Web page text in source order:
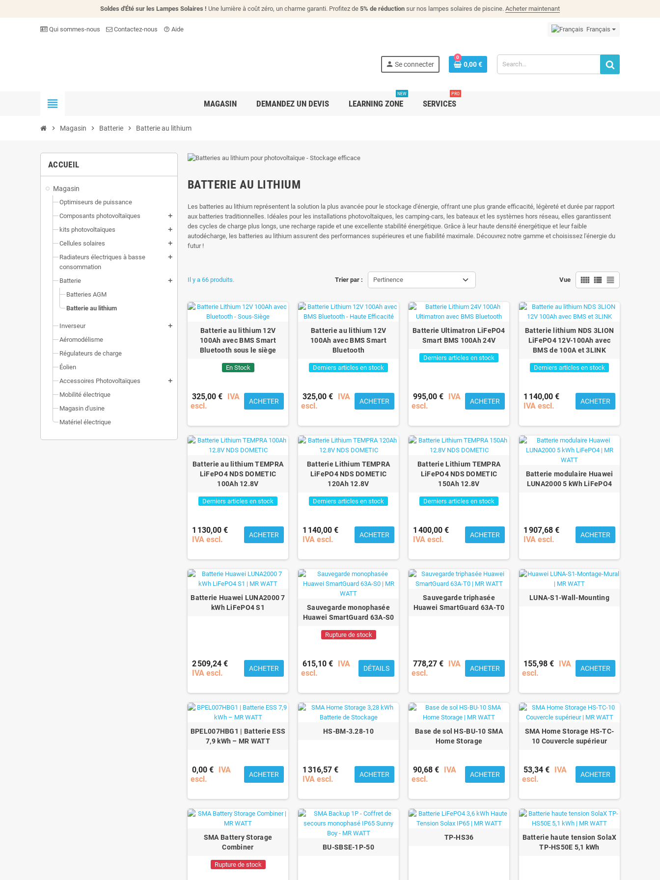
Soldes d'Été sur les Lampes Solaires ! Une lumière à coût zéro, un charme garanti. Profitez de 5% de réduction sur nos lampes solaires de piscine. Acheter maintenant
Qui sommes-nous Contactez-nous help_outline Aide Français
person Se connecter
0
0,00 €
view_headline MAGASIN DEMANDEZ UN DEVIS LEARNING ZONE
NEW
SERVICES
PRO
chevron_right Magasin chevron_right Batterie chevron_right Batterie au lithium
ACCUEIL
Magasin
Optimiseurs de puissance
Composants photovoltaïques
add
kits photovoltaïques add
Cellules solaires add
Radiateurs électriques à basse
consommation
add
Batterie add
Batteries AGM
Batterie au lithium
Inverseur add
Aéromodélisme
Régulateurs de charge
Éolien
Accessoires Photovoltaïques
add
Mobilité électrique
Magasin d'usine
Matériel électrique
BATTERIE AU LITHIUM
Les batteries au lithium représentent la solution la plus avancée pour le stockage d'énergie, offrant une plus grande efficacité, légèreté et durée par rapport
aux batteries traditionnelles. Idéales pour les installations photovoltaïques, les camping-cars, les bateaux et les systèmes hors réseau, elles garantissent
des cycles de charge plus longs, une recharge rapide et une excellente stabilité énergétique. Grâce à leur haute densité énergétique et leur faible
autodécharge, les batteries au lithium assurent des performances supérieures et une fiabilité maximale. Découvrez notre gamme et choisissez l'énergie du
futur !
Trier par : Pertinence Vue view_comfy view_list view_headline
Il y a 66 produits.
Batterie au lithium 12V
100Ah avec BMS Smart
Bluetooth sous le siège
En Stock
325,00 € IVA
escl.
ACHETER
Batterie au lithium 12V
100Ah avec BMS Smart
Bluetooth
Derniers articles en stock
325,00 € IVA
escl.
ACHETER
Batterie Ultimatron LiFePO4
Smart BMS 100Ah 24V
Derniers articles en stock
995,00 € IVA
escl.
ACHETER
Batterie lithium NDS 3LION
LiFePO4 12V-100Ah avec
BMS de 100A et 3LINK
Derniers articles en stock
1 140,00 €
IVA escl.
ACHETER
Batterie au lithium TEMPRA
LiFePO4 NDS DOMETIC
100Ah 12.8V
Derniers articles en stock
1 130,00 €
IVA escl.
ACHETER
Batterie Lithium TEMPRA
LiFePO4 NDS DOMETIC
120Ah 12.8V
Derniers articles en stock
1 140,00 €
IVA escl.
ACHETER
Batterie Lithium TEMPRA
LiFePO4 NDS DOMETIC
150Ah 12.8V
Derniers articles en stock
1 400,00 €
IVA escl.
ACHETER
Batterie modulaire Huawei
LUNA2000 5 kWh LiFePO4
1 907,68 €
IVA escl.
ACHETER
Batterie Huawei LUNA2000 7
kWh LiFePO4 S1
2 509,24 €
IVA escl.
ACHETER
Sauvegarde monophasée
Huawei SmartGuard 63A-S0
Rupture de stock
615,10 € IVA
escl.
DÉTAILS
Sauvegarde triphasée
Huawei SmartGuard 63A-T0
778,27 € IVA
escl.
ACHETER
LUNA-S1-Wall-Mounting
155,98 € IVA
escl.
ACHETER
BPEL007HBG1 | Batterie ESS
7,9 kWh – MR WATT
0,00 € IVA
escl.
ACHETER
HS-BM-3.28-10
1 316,57 €
IVA escl.
ACHETER
Base de sol HS-BU-10 SMA
Home Storage
90,68 € IVA
escl.
ACHETER
SMA Home Storage HS-TC-
10 Couvercle supérieur
53,34 € IVA
escl.
ACHETER
SMA Battery Storage
Combiner
Rupture de stock
BU-SBSE-1P-50
TP-HS36
Batterie haute tension SolaX
TP-HS50E 5,1 kWh